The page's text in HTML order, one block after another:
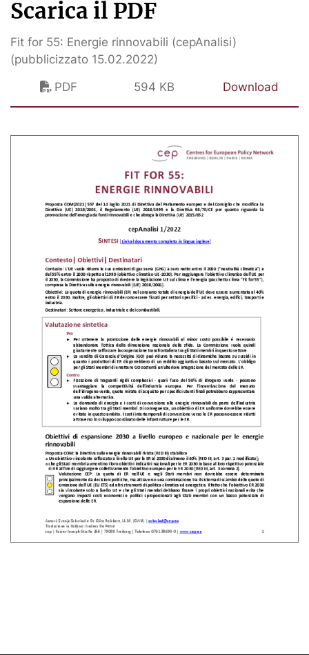
Scarica il PDF
Fit for 55: Energie rinnovabili (cepAnalisi)
(pubblicizzato 15.02.2022)
PDF
594 KB Download